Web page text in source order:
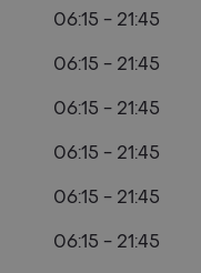
06:15 - 21:45
06:15 - 21:45
06:15 - 21:45
06:15 - 21:45
06:15 - 21:45
06:15 - 21:45